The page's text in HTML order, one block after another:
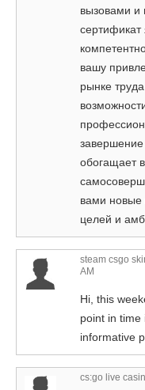
вызовами и
сертификат
вашу
рынке
завершение
обогащает
вами новые
целей и
steam csgo
AM
Hi, this
point in time
informative
cs:go live